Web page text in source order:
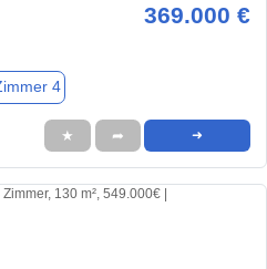
369.000 €
4
★ ➦ ➜